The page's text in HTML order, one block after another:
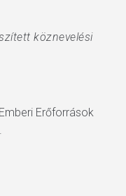
köznevelési
Erőforrások